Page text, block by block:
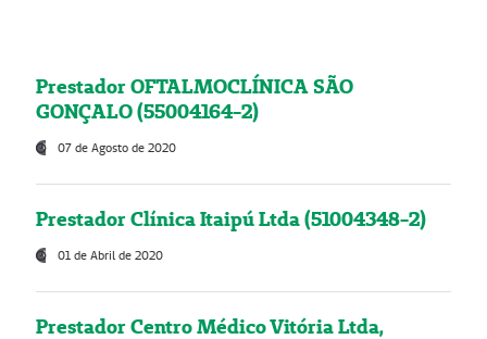
Prestador OFTALMOCLÍNICA SÃO
GONÇALO (55004164-2)
07 de Agosto de 2020
Prestador Clínica Itaipú Ltda (51004348-2)
01 de Abril de 2020
Prestador Centro Médico Vitória Ltda,